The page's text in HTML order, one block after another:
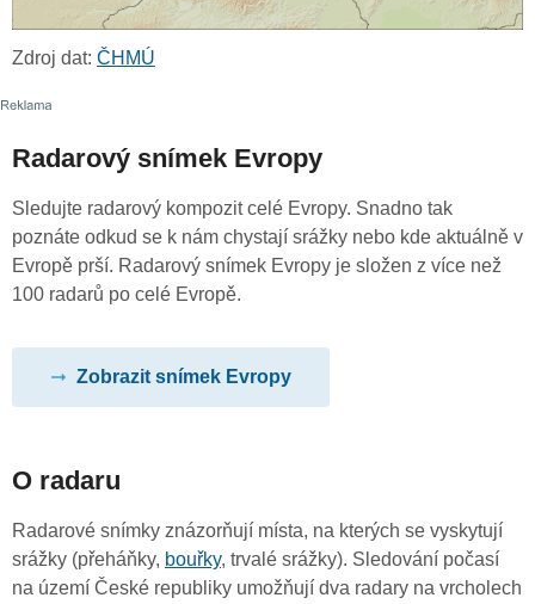
Zdroj dat: ČHMÚ
Radarový snímek Evropy
Sledujte radarový kompozit celé Evropy. Snadno tak
poznáte odkud se k nám chystají srážky nebo kde aktuálně v
Evropě prší. Radarový snímek Evropy je složen z více než
100 radarů po celé Evropě.
Zobrazit snímek Evropy
O radaru
Radarové snímky znázorňují místa, na kterých se vyskytují
srážky (přeháňky, bouřky, trvalé srážky). Sledování počasí
na území České republiky umožňují dva radary na vrcholech